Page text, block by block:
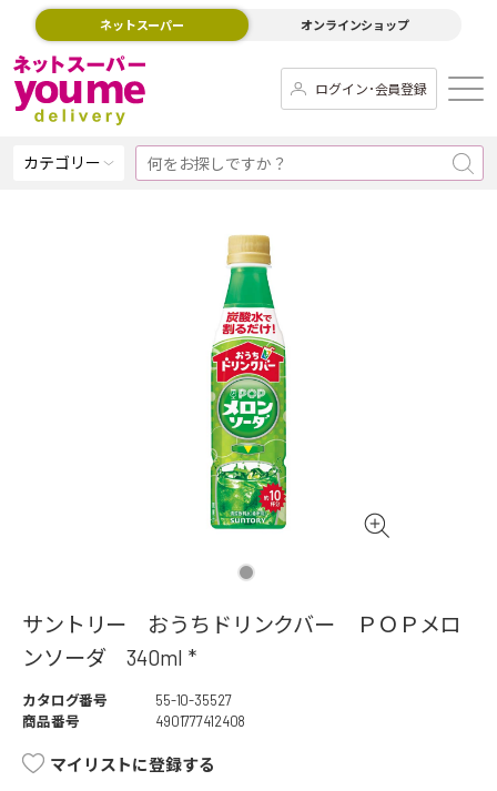
ネットスーパー オンラインショップ
ログイン･会員登録
カテゴリー
サントリー おうちドリンクバー ＰＯＰメロ
ンソーダ 340ml *
カタログ番号
55-10-35527
商品番号
4901777412408
マイリストに登録する